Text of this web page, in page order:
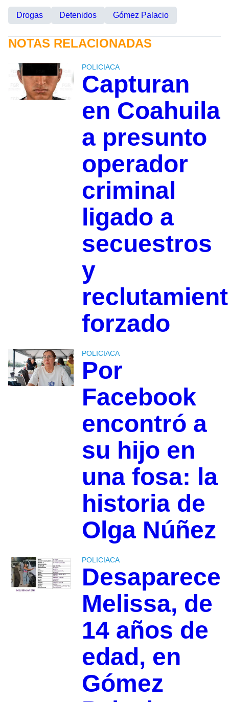
Drogas Detenidos Gómez Palacio
NOTAS RELACIONADAS
POLICIACA
Capturan
en Coahuila
a presunto
operador
criminal
ligado a
secuestros
y
forzado
POLICIACA
Por
Facebook
encontró a
su hijo en
una fosa: la
historia de
Olga Núñez
POLICIACA
Desaparece
Melissa, de
14 años de
edad, en
Gómez